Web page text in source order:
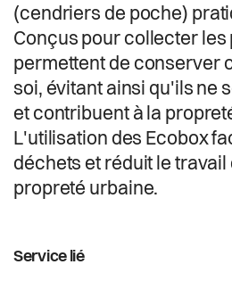
Pilier public
Règlements
(cendriers de poche)
Conçus pour collecter les
permettent de conserver
soi, évitant ainsi qu'ils ne
et contribuent à la
L'utilisation des Ecobox
déchets et réduit le travail
propreté urbaine.
Service lié